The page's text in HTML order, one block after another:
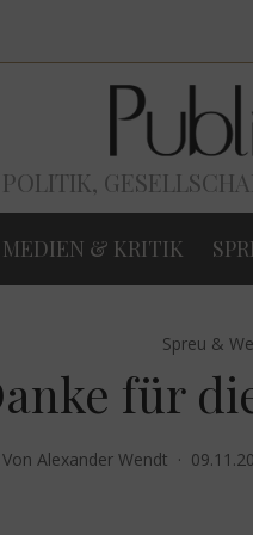
POLITIK,
MEDIEN & KRITIK
Spreu &
für
Von Alexander Wendt